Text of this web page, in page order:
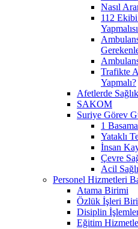
Nasıl
112
Trafikte
Yapmalı?
Afetlerde
SAKOM
Suriye Görev
1
Yataklı
İnsan
Çevre
Acil
Personel Hizmetleri
Atama Birimi
Özlük İşleri
Disiplin
Eğitim